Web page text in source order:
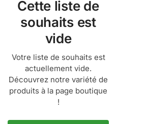
Cette liste de
souhaits est
vide
Votre liste de souhaits est
actuellement vide.
Découvrez notre variété de
produits à la page boutique
!